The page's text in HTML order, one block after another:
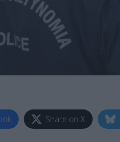
Share on X